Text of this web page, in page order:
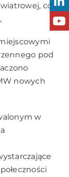
co
pod
nowych
w